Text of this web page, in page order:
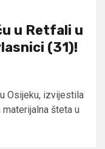
u Retfali u
(31)!
Osijeku, izvijestila
šteta u